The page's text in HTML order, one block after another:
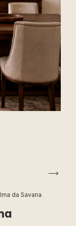
da Savana